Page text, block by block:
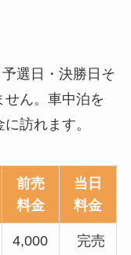
選日・決勝日そ
ん。車中泊を
訪れます。
前売
料金
当日
料金
4,000 完売